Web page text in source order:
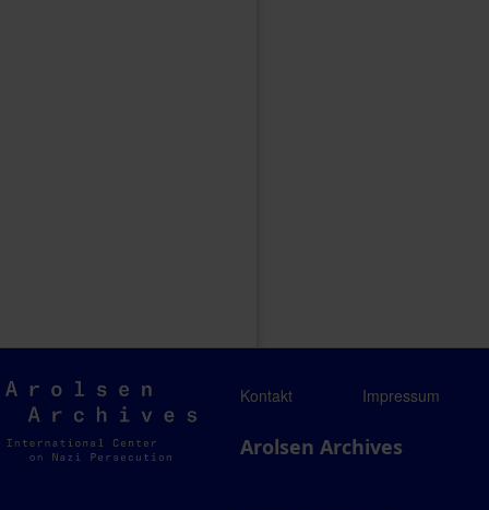
Arolsen
Archives
Kontakt Impressum
Arolsen Archives